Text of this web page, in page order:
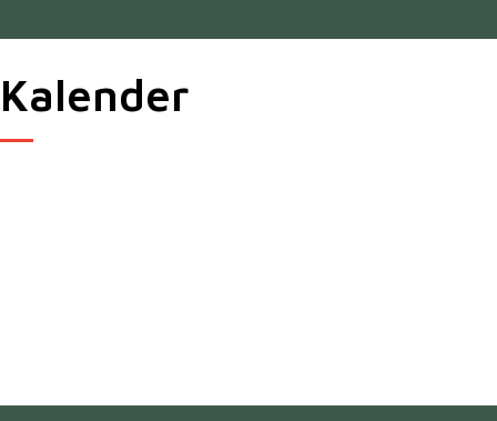
Kalender